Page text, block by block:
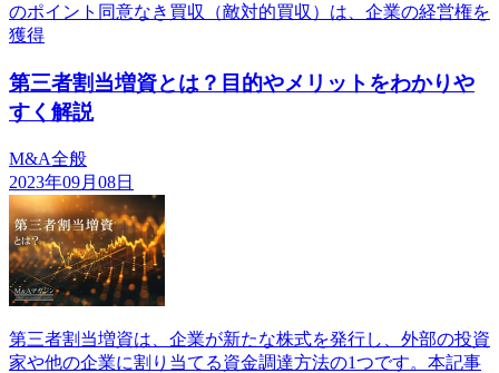
のポイント同意なき買収（敵対的買収）は、企業の経営権を
獲得
第三者割当増資とは？目的やメリットをわかりや
すく解説
M&A全般
2023年09月08日
第三者割当増資は、企業が新たな株式を発行し、外部の投資
家や他の企業に割り当てる資金調達方法の1つです。本記事